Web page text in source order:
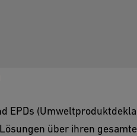
EPDs
über ihren